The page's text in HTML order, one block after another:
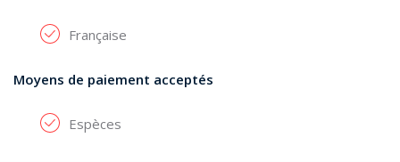
Française
Moyens de paiement acceptés
Espèces